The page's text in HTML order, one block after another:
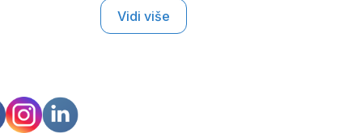
Vidi više